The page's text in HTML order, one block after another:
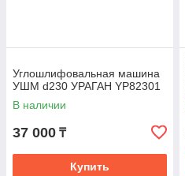
Углошлифовальная машина
УШМ d230 УРАГАН YP82301
В наличии
37 000 ₸
Купить